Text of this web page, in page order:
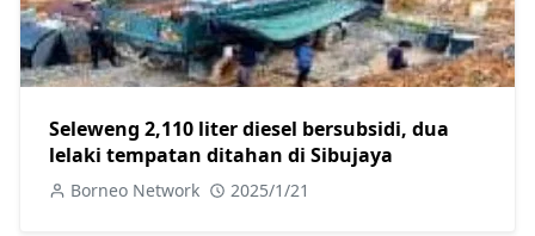
Seleweng 2,110 liter diesel bersubsidi, dua
lelaki tempatan ditahan di Sibujaya
Borneo Network 2025/1/21